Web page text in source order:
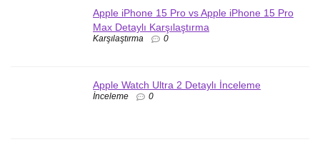
Apple iPhone 15 Pro vs Apple iPhone 15 Pro
Max Detaylı Karşılaştırma
Karşılaştırma 0
Apple Watch Ultra 2 Detaylı İnceleme
İnceleme 0